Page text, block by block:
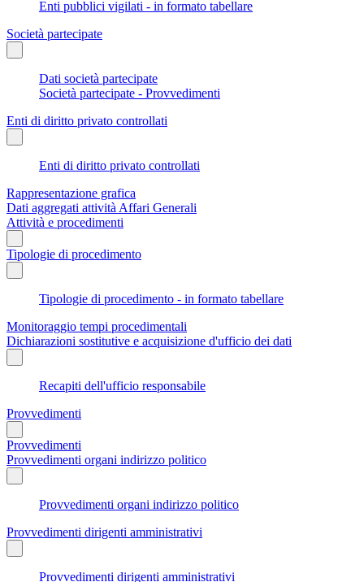
Enti pubblici vigilati - in formato tabellare
Società partecipate
Dati società partecipate
Società partecipate - Provvedimenti
Enti di diritto privato controllati
Enti di diritto privato controllati
Rappresentazione grafica
Dati aggregati attività Affari Generali
Attività e procedimenti
Tipologie di procedimento
Tipologie di procedimento - in formato tabellare
Monitoraggio tempi procedimentali
Dichiarazioni sostitutive e acquisizione d'ufficio dei dati
Recapiti dell'ufficio responsabile
Provvedimenti
Provvedimenti
Provvedimenti organi indirizzo politico
Provvedimenti organi indirizzo politico
Provvedimenti dirigenti amministrativi
Provvedimenti dirigenti amministrativi